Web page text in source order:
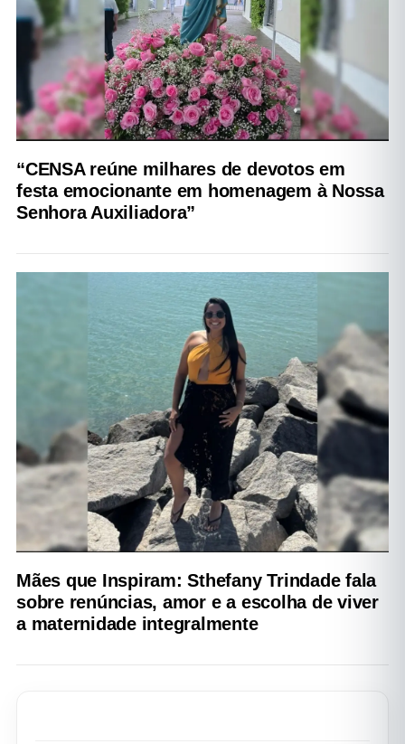
“CENSA reúne milhares de devotos em
festa emocionante em homenagem à Nossa
Senhora Auxiliadora”
Mães que Inspiram: Sthefany Trindade fala
sobre renúncias, amor e a escolha de viver
a maternidade integralmente